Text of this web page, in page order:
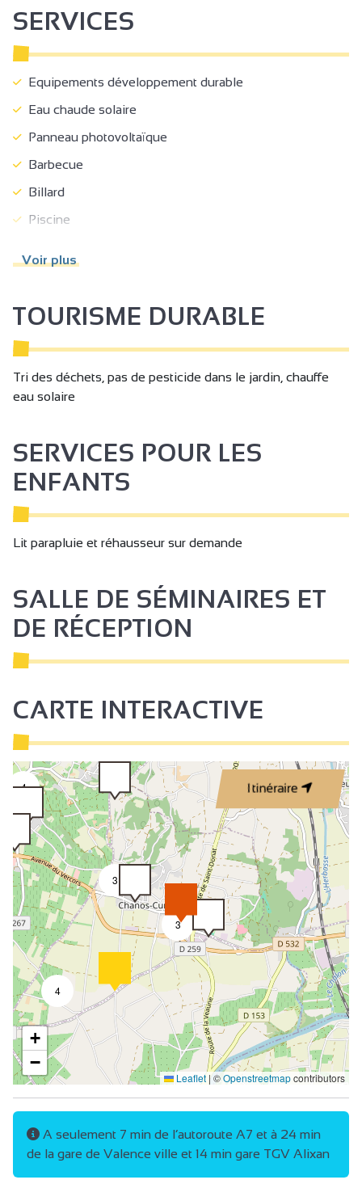
SERVICES
Equipements développement durable
Eau chaude solaire
Panneau photovoltaïque
Barbecue
Billard
Piscine
Terrain ombragé
Salon de jardin
Jardin
Parking
Parking privé
Parking gratuit
Ménage en fin de séjour
Lits faits à l'arrivée
Point de lavage vélos
Non fumeur
Canapé convertible
Lit 160 cm
Matériel Bébé
Lit bébé
Couette
Linge compris
Draps compris
Sèche cheveux
Sèche serviettes
Bouilloire
Double vitrage
Télévision
Accès Internet privatif Wifi
Douche
Sanitaires privés
Voir plus
TOURISME DURABLE
Tri des déchets, pas de pesticide dans le jardin, chauffe
eau solaire
SERVICES POUR LES
ENFANTS
Lit parapluie et réhausseur sur demande
SALLE DE SÉMINAIRES ET
DE RÉCEPTION
CARTE INTERACTIVE
Itinéraire
4
3
3
4
+
−
Leaflet |©Openstreetmapcontributors
A seulement 7 min de l’autoroute A7 et à 24 min
de la gare de Valence ville et 14 min gare TGV Alixan